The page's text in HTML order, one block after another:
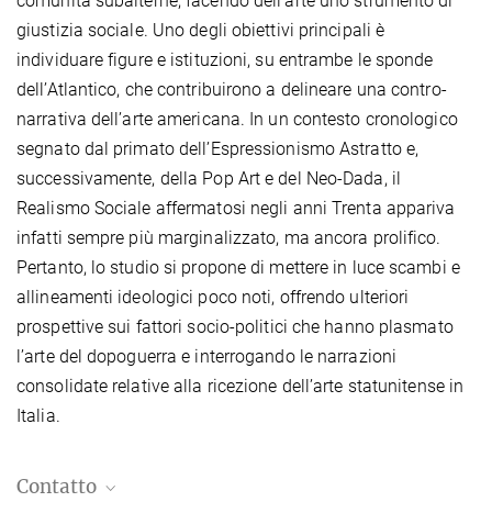
giustizia sociale. Uno degli obiettivi principali è
individuare figure e istituzioni, su entrambe le sponde
dell’Atlantico, che contribuirono a delineare una contro-
narrativa dell’arte americana. In un contesto cronologico
segnato dal primato dell’Espressionismo Astratto e,
successivamente, della Pop Art e del Neo-Dada, il
Realismo Sociale affermatosi negli anni Trenta appariva
infatti sempre più marginalizzato, ma ancora prolifico.
Pertanto, lo studio si propone di mettere in luce scambi e
allineamenti ideologici poco noti, offrendo ulteriori
prospettive sui fattori socio-politici che hanno plasmato
l’arte del dopoguerra e interrogando le narrazioni
consolidate relative alla ricezione dell’arte statunitense in
Italia.
Contatto